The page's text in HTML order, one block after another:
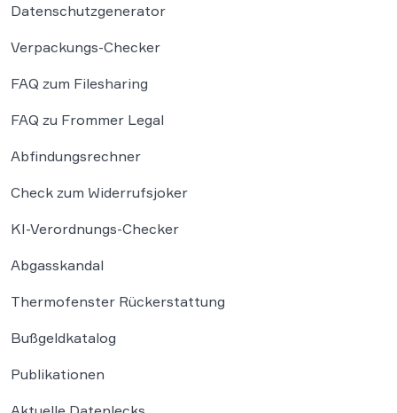
Datenschutzgenerator
Verpackungs-Checker
FAQ zum Filesharing
FAQ zu Frommer Legal
Abfindungsrechner
Check zum Widerrufsjoker
KI-Verordnungs-Checker
Abgasskandal
Thermofenster Rückerstattung
Bußgeldkatalog
Publikationen